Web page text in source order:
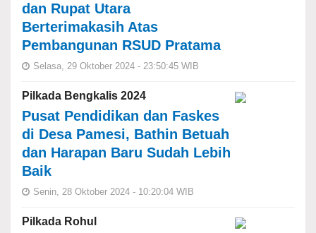
dan Rupat Utara
Berterimakasih Atas
Pembangunan RSUD Pratama
Selasa, 29 Oktober 2024 - 23:50:45 WIB
Pilkada Bengkalis 2024
Pusat Pendidikan dan Faskes
di Desa Pamesi, Bathin Betuah
dan Harapan Baru Sudah Lebih
Baik
Senin, 28 Oktober 2024 - 10:20:04 WIB
Pilkada Rohul